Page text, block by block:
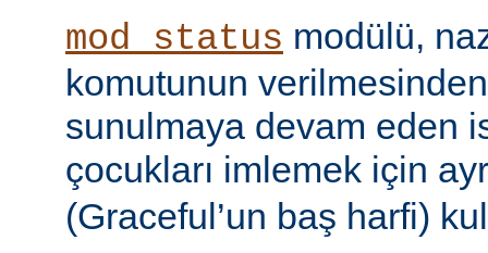
mod_status modülü,
komutunun
sunulmaya devam eden
çocukları imlemek için
(Graceful’un baş harfi)